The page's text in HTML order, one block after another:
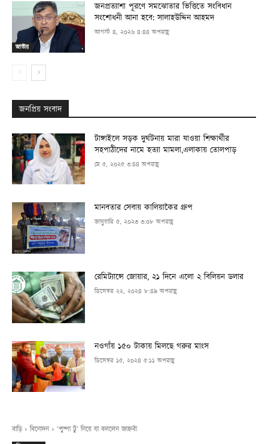
জাতীয়
জনপ্রত্যাশা পূরণে সমঝোতার ভিত্তিতে সংবিধান
সংশোধনী আনা হবে: সালাহউদ্দিন আহমদ
আগস্ট ৪, ২০২৬ ৪:৪৪ অপরাহ্ণ
জনপ্রিয় সংবাদ
টাঙ্গাইলে সড়ক দুর্ঘটনায় মারা যাওয়া শিক্ষার্থীর
সহপাঠীদের নামে হত্যা মামলা,এলাকায় তোলপাড়
মে ৫, ২০২৫ ৩:৪৪ অপরাহ্ণ
মানবতার সেবায় কালিয়াকৈর গ্রুপ
জানুয়ারি ৫, ২০২৩ ৩:০৮ অপরাহ্ণ
রেমিট্যান্সে জোয়ার, ২১ দিনে এলো ২ বিলিয়ন ডলার
ডিসেম্বর ২২, ২০২৪ ৮:৪৯ অপরাহ্ণ
নওগাঁয় ১৫০ টাকায় মিলছে গরুর মাংস
ডিসেম্বর ১৫, ২০২৪ ৫:১১ অপরাহ্ণ